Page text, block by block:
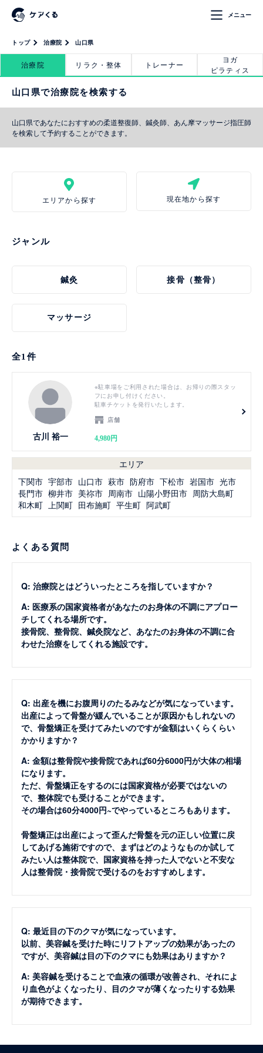
メニュー
トップ 治療院 山口県
治療院 リラク・整体 トレーナー
ヨガ
ピラティス
山口県で治療院を検索する
山口県であなたにおすすめの柔道整復師、鍼灸師、あん摩マッサージ指圧師
を検索して予約することができます。
エリアから探す 現在地から探す
ジャンル
鍼灸 接骨（整骨）
マッサージ
全1 件
古川 裕一
※駐車場をご利用された場合は、お帰りの際スタッ
フにお申し付けください。
駐車チケットを発行いたします。
店舗
4,980円
エリア
下関市 宇部市 山口市 萩市 防府市 下松市 岩国市 光市
長門市 柳井市 美祢市 周南市 山陽小野田市 周防大島町
和木町
上関町 田布施町 平生町 阿武町
よくある質問
Q: 治療院とはどういったところを指していますか？
A: 医療系の国家資格者があなたのお身体の不調にアプロー
チしてくれる場所です。
接骨院、整骨院、鍼灸院など、あなたのお身体の不調に合
わせた治療をしてくれる施設です。
Q: 出産を機にお腹周りのたるみなどが気になっています。
出産によって骨盤が緩んでいることが原因かもしれないの
で、骨盤矯正を受けてみたいのですが金額はいくらくらい
かかりますか？
A: 金額は整骨院や接骨院であれば60分6000円が大体の相場
になります。
ただ、骨盤矯正をするのには国家資格が必要ではないの
で、整体院でも受けることができます。
その場合は60分4000円~でやっているところもあります。
骨盤矯正は出産によって歪んだ骨盤を元の正しい位置に戻
してあげる施術ですので、まずはどのようなものか試して
みたい人は整体院で、国家資格を持った人でないと不安な
人は整骨院・接骨院で受けるのをおすすめします。
Q: 最近目の下のクマが気になっています。
以前、美容鍼を受けた時にリフトアップの効果があったの
ですが、美容鍼は目の下のクマにも効果はありますか？
A: 美容鍼を受けることで血液の循環が改善され、それによ
り血色がよくなったり、目のクマが薄くなったりする効果
が期待できます。